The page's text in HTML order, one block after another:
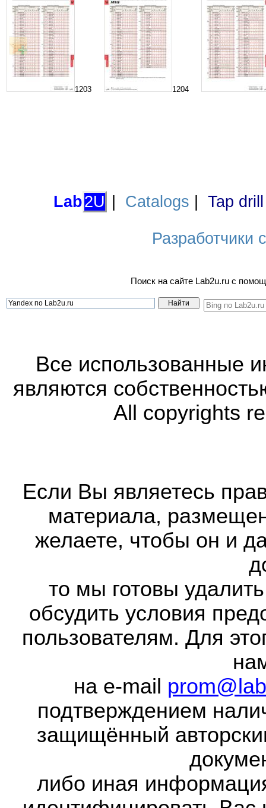
1203 1204
Lab2U Catalogs Tap
Разработчики
Поиск на сайте Lab2u.ru с
Все использованные
являются
All copyrights
Если Вы являетесь
материала,
желаете, чтобы он и
то мы готовы
обсудить условия
пользователям. Для
на e-mail
подтверждением
защищённый
либо иная